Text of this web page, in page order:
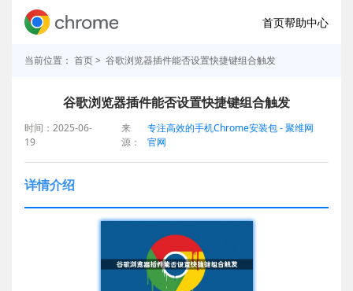
首页帮助中心
当前位置： 首页> 谷歌浏览器插件能否设置快捷键组合触发
谷歌浏览器插件能否设置快捷键组合触发
时间：2025-06-
19
来
源：
专注高效的手机Chrome安装包 - 聚维网
官网
详情介绍